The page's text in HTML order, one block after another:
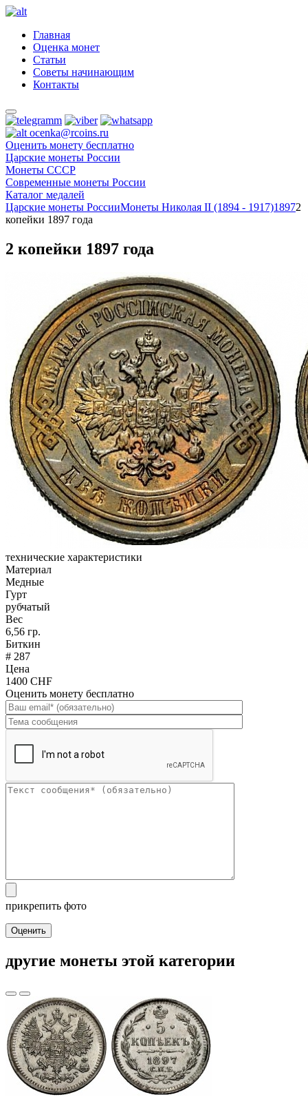
Главная
Оценка монет
Статьи
Советы начинающим
Контакты
ocenka@rcoins.ru
Оценить монету бесплатно
Царские монеты России
Монеты СССР
Современные монеты России
Каталог медалей
Царские монеты РоссииМонеты Николая II (1894 - 1917)18972
копейки 1897 года
2 копейки 1897 года
технические характеристики
Материал
Медные
Гурт
рубчатый
Вес
6,56 гр.
Биткин
# 287
Цена
1400 CHF
Оценить монету бесплатно
прикрепить фото
Оценить
другие монеты этой категории